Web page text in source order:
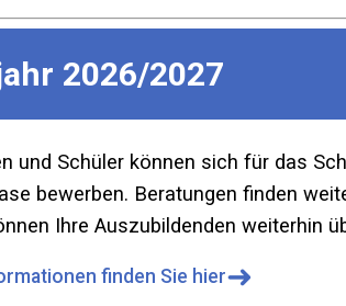
2026/2027
und Schüler können sich für das
bewerben. Beratungen finden
Ihre Auszubildenden weiterhin
finden Sie hier➜